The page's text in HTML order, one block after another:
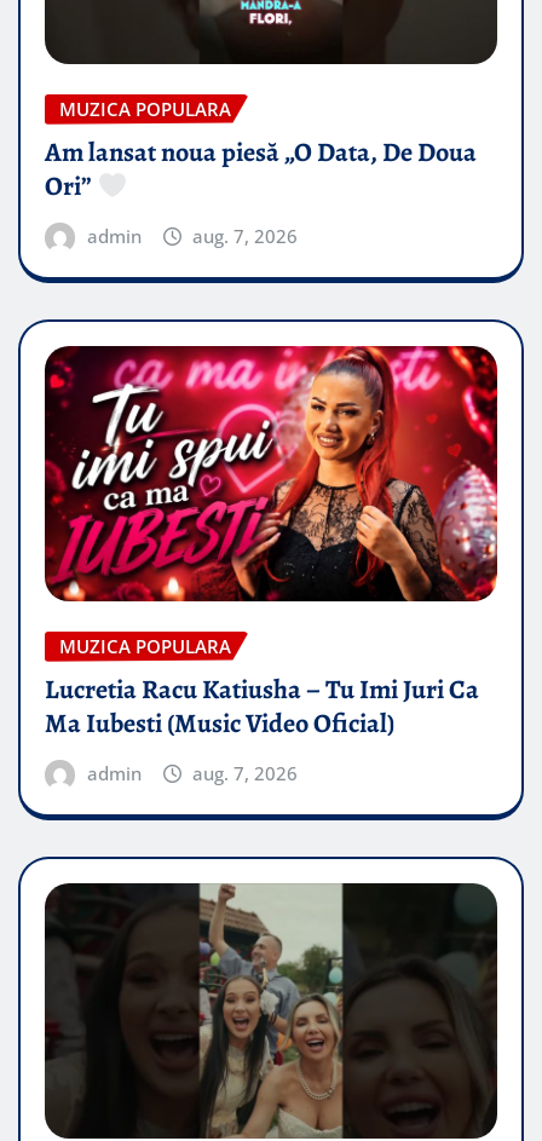
MUZICA POPULARA
Am lansat noua piesă „O Data, De Doua
Ori”
admin aug. 7, 2026
MUZICA POPULARA
Lucretia Racu Katiusha – Tu Imi Juri Ca
Ma Iubesti (Music Video Oficial)
admin aug. 7, 2026